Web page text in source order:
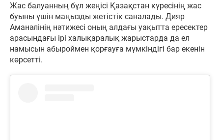
Жас балуанның бұл жеңісі Қазақстан күресінің жас
буыны үшін маңызды жетістік саналады. Дияр
Аманәлінің нәтижесі оның алдағы уақытта ересектер
арасындағы ірі халықаралық жарыстарда да ел
намысын абыроймен қорғауға мүмкіндігі бар екенін
көрсетті.